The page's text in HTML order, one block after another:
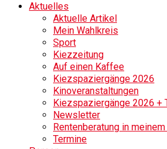
Aktuelles
Aktuelle Artikel
Mein Wahlkreis
Sport
Kiezzeitung
Auf einen Kaffee
Kiezspaziergänge 2026
Kinoveranstaltungen
Kiezspaziergänge 2026 +
Newsletter
Rentenberatung in
Termine